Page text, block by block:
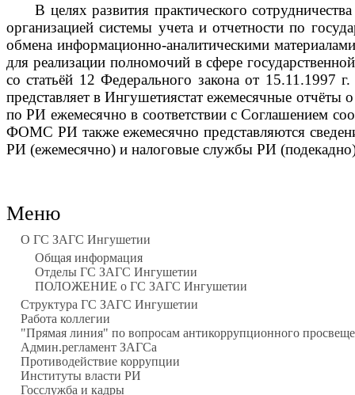
В целях развития практического
организацией системы учета и отчетности по
обмена информационно-аналитическими
для реализации полномочий в сфере
со статьёй 12 Федерального закона от
представляет в Ингушетиястат ежемесячные
по РИ ежемесячно в соответствии с Соглашением
ФОМС РИ также ежемесячно представляются
РИ (ежемесячно) и налоговые службы РИ
Меню
О ГС ЗАГС Ингушетии
Общая информация
Отделы ГС ЗАГС Ингушетии
ПОЛОЖЕНИЕ о ГС ЗАГС Ингушетии
Структура ГС ЗАГС Ингушетии
Работа коллегии
"Прямая линия" по вопросам антикоррупционного
Админ.регламент ЗАГСа
Противодействие коррупции
Институты власти РИ
Госслужба и кадры